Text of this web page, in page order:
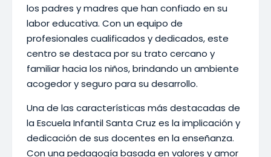
los padres y madres que han confiado en su
labor educativa. Con un equipo de
profesionales cualificados y dedicados, este
centro se destaca por su trato cercano y
familiar hacia los niños, brindando un ambiente
acogedor y seguro para su desarrollo.
Una de las características más destacadas de
la Escuela Infantil Santa Cruz es la implicación y
dedicación de sus docentes en la enseñanza.
Con una pedagogía basada en valores y amor